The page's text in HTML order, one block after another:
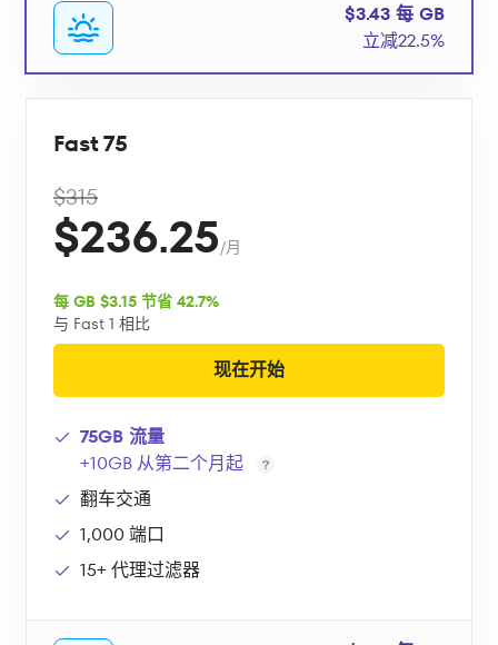
$3.43 每 GB
立减22.5%
Fast 75
$315
$236.25/月
每 GB $3.15 节省 42.7%
与 Fast 1 相比
现在开始
75GB 流量
+10GB 从第二个月起
翻车交通
1,000 端口
15+ 代理过滤器